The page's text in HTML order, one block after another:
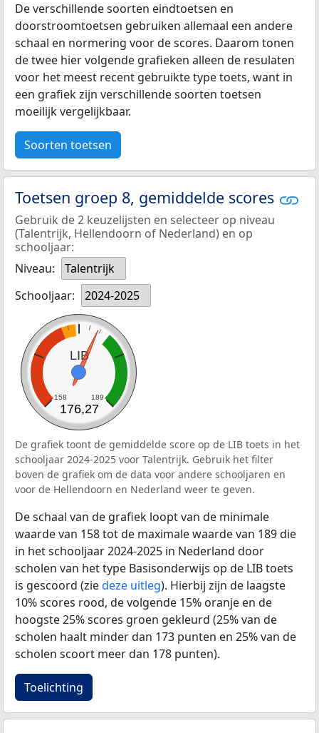
De verschillende soorten eindtoetsen en
doorstroomtoetsen gebruiken allemaal een andere
schaal en normering voor de scores. Daarom tonen
de twee hier volgende grafieken alleen de resulaten
voor het meest recent gebruikte type toets, want in
een grafiek zijn verschillende soorten toetsen
moeilijk vergelijkbaar.
Soorten toetsen
Toetsen groep 8, gemiddelde scores
Gebruik de 2 keuzelijsten en selecteer op niveau
(Talentrijk, Hellendoorn of Nederland) en op
schooljaar:
Niveau:
Talentrijk
Schooljaar:
2024-2025
LIB
158 189
176,27
De grafiek toont de gemiddelde score op de LIB toets in het
schooljaar 2024-2025 voor Talentrijk. Gebruik het filter
boven de grafiek om de data voor andere schooljaren en
voor de Hellendoorn en Nederland weer te geven.
De schaal van de grafiek loopt van de minimale
waarde van 158 tot de maximale waarde van 189 die
in het schooljaar 2024-2025 in Nederland door
scholen van het type Basisonderwijs op de LIB toets
is gescoord (ziedeze uitleg). Hierbij zijn de laagste
10% scores rood, de volgende 15% oranje en de
hoogste 25% scores groen gekleurd (25% van de
scholen haalt minder dan 173 punten en 25% van de
scholen scoort meer dan 178 punten).
Toelichting